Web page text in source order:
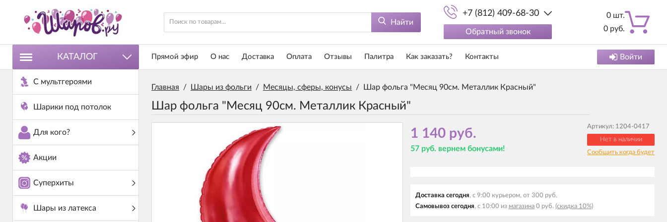
Найти
+7 (812) 409-68-30
Обратный звонок
0 шт.
0 руб.
КАТАЛОГ
С мультгероями
Шарики под потолок
Для кого?
Акции
Суперхиты
Шары из латекса
Прямой эфир О нас Доставка Оплата Отзывы Палитра Как заказать? Контакты Войти
Главная / Шары из фольги / Месяцы, сферы, конусы / Шар фольга "Месяц 90см. Металлик Красный"
Шар фольга "Месяц 90см. Металлик Красный"
1 140 руб.
57 руб. вернем бонусами!
Артикул: 1204-0417
Нет в наличии
Сообщить когда будет
Доставка сегодня, с 9:00 курьером, от 300 руб.
Самовывоз сегодня, с 10:00 из магазина 0 руб. (скидка 10%)